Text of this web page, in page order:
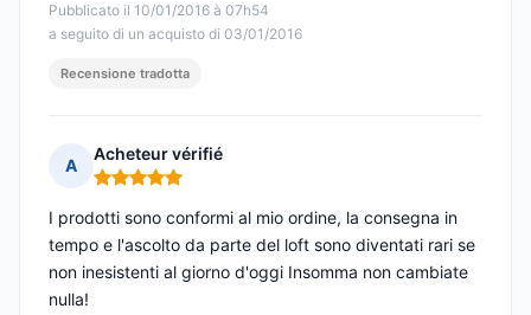
Pubblicato il 10/01/2016 à 07h54
a seguito di un acquisto di 03/01/2016
Recensione tradotta
A
Acheteur vérifié
Nota: 5 su 5
I prodotti sono conformi al mio ordine, la consegna in
tempo e l'ascolto da parte del loft sono diventati rari se
non inesistenti al giorno d'oggi Insomma non cambiate
nulla!